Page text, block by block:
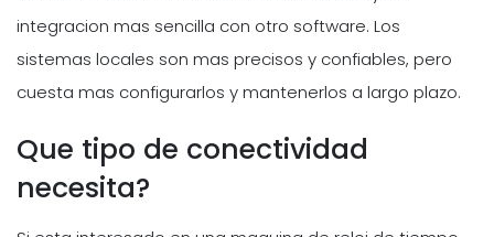
integracion mas sencilla con otro software. Los
sistemas locales son mas precisos y confiables, pero
cuesta mas configurarlos y mantenerlos a largo plazo.
Que tipo de conectividad
necesita?